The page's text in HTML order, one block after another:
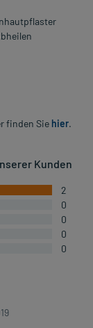
finden Sie hier.
Kunden
2
0
0
0
0